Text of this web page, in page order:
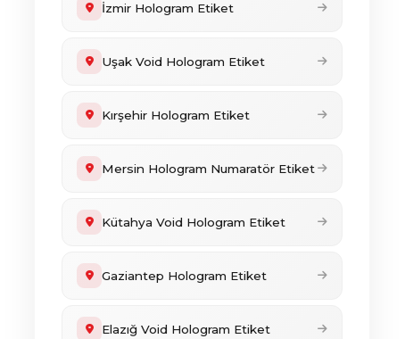
İzmir Hologram Etiket
Uşak Void Hologram Etiket
Kırşehir Hologram Etiket
Mersin Hologram Numaratör Etiket
Kütahya Void Hologram Etiket
Gaziantep Hologram Etiket
Elazığ Void Hologram Etiket